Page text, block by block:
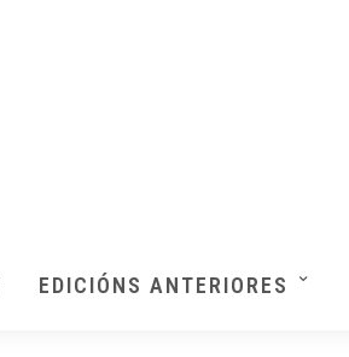
EDICIÓNS ANTERIORES